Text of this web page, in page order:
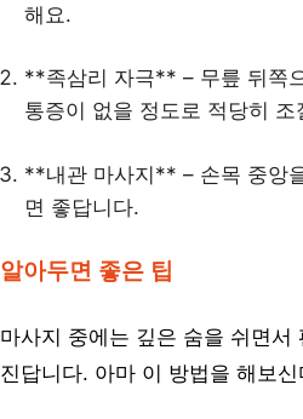
해요.
**족삼리 자극** – 무릎 뒤쪽
통증이 없을 정도로 적당히 조
**내관 마사지** – 손목 중앙
면 좋답니다.
알아두면 좋은 팁
마사지 중에는 깊은 숨을 쉬면서
진답니다. 아마 이 방법을 해보